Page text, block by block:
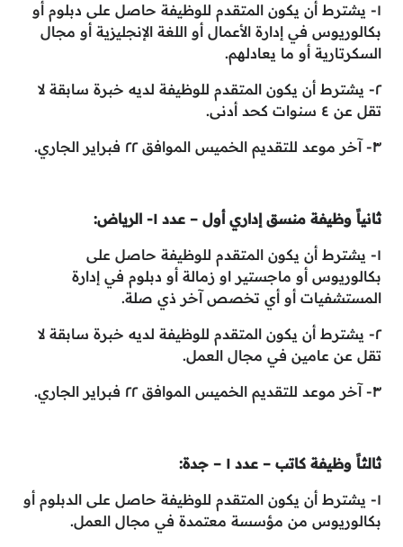
١- يشترط أن يكون المتقدم للوظيفة حاصل على دبلوم أو
بكالوريوس في إدارة الأعمال أو اللغة الإنجليزية أو مجال
السكرتارية أو ما يعادلهم.
٢- يشترط أن يكون المتقدم للوظيفة لديه خبرة سابقة لا
تقل عن ٤ سنوات كحد أدنى.
٣- آخر موعد للتقديم الخميس الموافق ٢٢ فبراير الجاري.
ثانياً وظيفة منسق إداري أول – عدد ١- الرياض:
١- يشترط أن يكون المتقدم للوظيفة حاصل على
بكالوريوس أو ماجستير او زمالة أو دبلوم في إدارة
المستشفيات أو أي تخصص آخر ذي صلة.
٢- يشترط أن يكون المتقدم للوظيفة لديه خبرة سابقة لا
تقل عن عامين في مجال العمل.
٣- آخر موعد للتقديم الخميس الموافق ٢٢ فبراير الجاري.
ثالثاً وظيفة كاتب – عدد ١ – جدة:
١- يشترط أن يكون المتقدم للوظيفة حاصل على الدبلوم أو
بكالوريوس من مؤسسة معتمدة في مجال العمل.